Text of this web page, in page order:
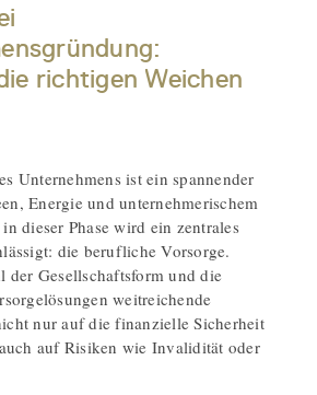
richtigen Weichen
Unternehmens ist ein spannender
Energie und unternehmerischem
dieser Phase wird ein zentrales
die berufliche Vorsorge.
der Gesellschaftsform und die
weitreichende
nur auf die finanzielle Sicherheit
auf Risiken wie Invalidität oder